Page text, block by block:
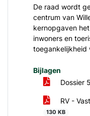
De raad wordt
centrum van
kernopgaven
inwoners en
toegankelijkheid
Bijlagen
Dossier
RV -
130 KB